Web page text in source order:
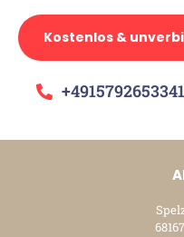
Kostenlos &
+4915792653341